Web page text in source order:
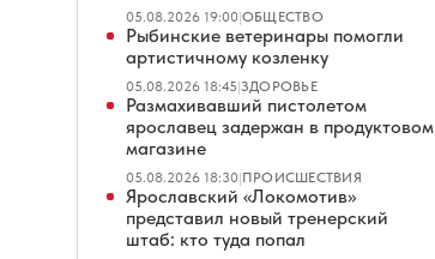
05.08.2026 19:00|ОБЩЕСТВО
Рыбинские ветеринары помогли
артистичному козленку
05.08.2026 18:45|ЗДОРОВЬЕ
Размахивавший пистолетом
ярославец задержан в продуктовом
магазине
05.08.2026 18:30|ПРОИСШЕСТВИЯ
Ярославский «Локомотив»
представил новый тренерский
штаб: кто туда попал